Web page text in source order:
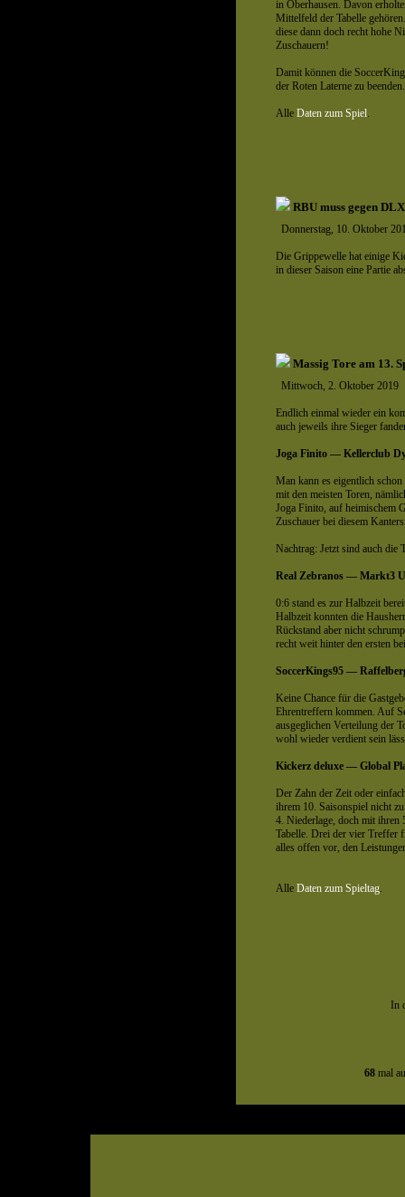
in Oberhausen. Davon
Mittelfeld der Tabelle
diese dann doch recht hohe
Zuschauern!
Damit können die
der Roten Laterne zu beenden.
Alle Daten zum Spiel.
RBU muss gegen
Donnerstag, 10. Oktober
Die Grippewelle hat einige
in dieser Saison eine Partie
Massig Tore am 13.
Mittwoch, 2. Oktober 2019
Endlich einmal wieder ein
auch jeweils ihre Sieger
Joga Finito — Kellerclub
Man kann es eigentlich
mit den meisten Toren,
Joga Finito, auf heimischem
Zuschauer bei diesem
Nachtrag: Jetzt sind auch die
Real Zebranos — Markt3
0:6 stand es zur Halbzeit
Halbzeit konnten die
Rückstand aber nicht
recht weit hinter den ersten
SoccerKings95 —
Keine Chance für die
Ehrentreffern kommen. Auf
ausgeglichen Verteilung der
wohl wieder verdient sein
Kickerz deluxe — Global
Der Zahn der Zeit oder
ihrem 10. Saisonspiel nicht
4. Niederlage, doch mit ihren
Tabelle. Drei der vier Treffer
alles offen vor, den
Alle Daten zum Spieltag.
In
68mal